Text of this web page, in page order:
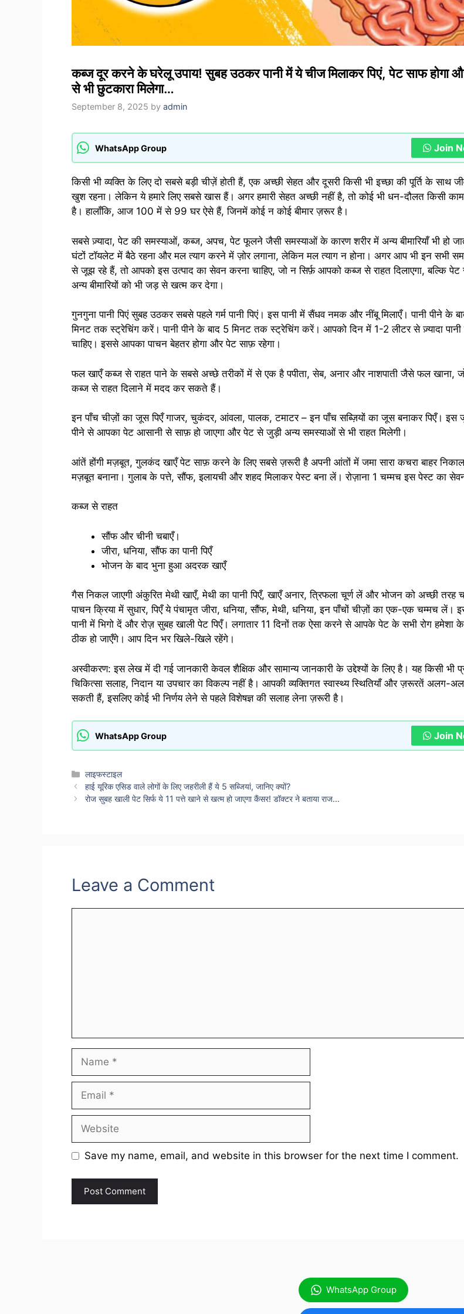
कब्ज दूर करने के घरेलू उपाय! सुबह उठकर पानी में ये चीज मिलाकर पिएं, पेट साफ होगा
से भी छुटकारा मिलेगा…
September 8, 2025 by admin
WhatsApp Group Join
किसी भी व्यक्ति के लिए दो सबसे बड़ी चीज़ें होती हैं, एक अच्छी सेहत और दूसरी किसी भी इच्छा की पूर्ति के साथ
खुश रहना। लेकिन ये हमारे लिए सबसे खास हैं। अगर हमारी सेहत अच्छी नहीं है, तो कोई भी धन-दौलत किसी
है। हालाँकि, आज 100 में से 99 घर ऐसे हैं, जिनमें कोई न कोई बीमार ज़रूर है।
सबसे ज़्यादा, पेट की समस्याओं, कब्ज, अपच, पेट फूलने जैसी समस्याओं के कारण शरीर में अन्य बीमारियाँ भी हो
घंटों टॉयलेट में बैठे रहना और मल त्याग करने में ज़ोर लगाना, लेकिन मल त्याग न होना। अगर आप भी इन सभी
से जूझ रहे हैं, तो आपको इस उत्पाद का सेवन करना चाहिए, जो न सिर्फ़ आपको कब्ज से राहत दिलाएगा, बल्कि
अन्य बीमारियों को भी जड़ से खत्म कर देगा।
गुनगुना पानी पिएं सुबह उठकर सबसे पहले गर्म पानी पिएं। इस पानी में सैंधव नमक और नींबू मिलाएँ। पानी पीने के
मिनट तक स्ट्रेचिंग करें। पानी पीने के बाद 5 मिनट तक स्ट्रेचिंग करें। आपको दिन में 1-2 लीटर से ज़्यादा पानी
चाहिए। इससे आपका पाचन बेहतर होगा और पेट साफ़ रहेगा।
फल खाएँ कब्ज से राहत पाने के सबसे अच्छे तरीकों में से एक है पपीता, सेब, अनार और नाशपाती जैसे फल खाना, जो
कब्ज से राहत दिलाने में मदद कर सकते हैं।
इन पाँच चीज़ों का जूस पिएँ गाजर, चुकंदर, आंवला, पालक, टमाटर – इन पाँच सब्ज़ियों का जूस बनाकर पिएँ। इस
पीने से आपका पेट आसानी से साफ़ हो जाएगा और पेट से जुड़ी अन्य समस्याओं से भी राहत मिलेगी।
आंतें होंगी मज़बूत, गुलकंद खाएँ पेट साफ़ करने के लिए सबसे ज़रूरी है अपनी आंतों में जमा सारा कचरा बाहर
मज़बूत बनाना। गुलाब के पत्ते, सौंफ, इलायची और शहद मिलाकर पेस्ट बना लें। रोज़ाना 1 चम्मच इस पेस्ट का
कब्ज से राहत
सौंफ और चीनी चबाएँ।
जीरा, धनिया, सौंफ का पानी पिएँ
भोजन के बाद भुना हुआ अदरक खाएँ
गैस निकल जाएगी अंकुरित मेथी खाएँ, मेथी का पानी पिएँ, खाएँ अनार, त्रिफला चूर्ण लें और भोजन को अच्छी तरह
पाचन क्रिया में सुधार, पिएँ ये पंचामृत जीरा, धनिया, सौंफ, मेथी, धनिया, इन पाँचों चीज़ों का एक-एक चम्मच लें।
पानी में भिगो दें और रोज़ सुबह खाली पेट पिएँ। लगातार 11 दिनों तक ऐसा करने से आपके पेट के सभी रोग हमेशा
ठीक हो जाएँगे। आप दिन भर खिले-खिले रहेंगे।
अस्वीकरण: इस लेख में दी गई जानकारी केवल शैक्षिक और सामान्य जानकारी के उद्देश्यों के लिए है। यह किसी भी
चिकित्सा सलाह, निदान या उपचार का विकल्प नहीं है। आपकी व्यक्तिगत स्वास्थ्य स्थितियाँ और ज़रूरतें अलग-
सकती हैं, इसलिए कोई भी निर्णय लेने से पहले विशेषज्ञ की सलाह लेना ज़रूरी है।
WhatsApp Group Join
Categories
लाइफस्टाइल
हाई यूरिक एसिड वाले लोगों के लिए जहरीली हैं ये 5 सब्जियां, जानिए क्यों?
रोज सुबह खाली पेट सिर्फ ये 11 पत्ते खाने से खत्म हो जाएगा कैंसर! डॉक्टर ने बताया राज…
Leave a Comment
Name
Email
Website
Save my name, email, and website in this browser for the next time I comment.
WhatsApp Group